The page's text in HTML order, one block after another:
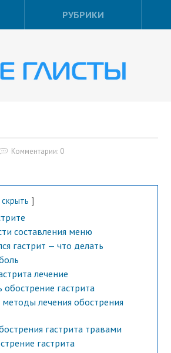
РУБРИКИ
Комментарии: 0
скрыть
составления меню
гастрит — что делать
лечение
обострение гастрита
лечения обострения
гастрита травами
гастрита